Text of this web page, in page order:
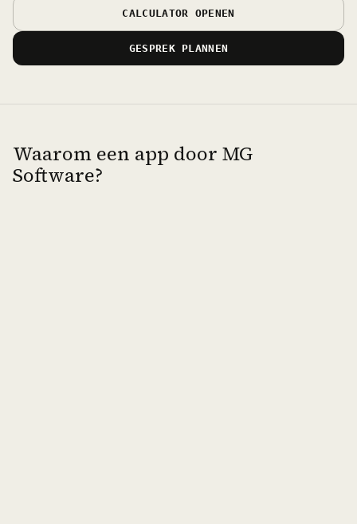
CALCULATOR OPENEN
GESPREK PLANNEN
Waarom een app door MG
Software?